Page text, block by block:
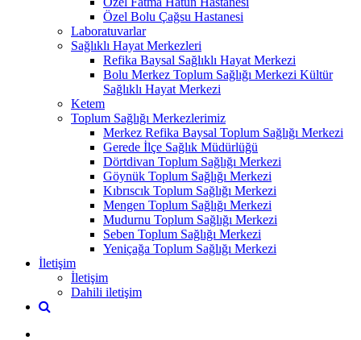
Özel Bolu Çağsu Hastanesi
Laboratuvarlar
Sağlıklı Hayat Merkezleri
Refika Baysal Sağlıklı Hayat Merkezi
Bolu Merkez Toplum Sağlığı Merkezi Kültür
Sağlıklı Hayat Merkezi
Ketem
Toplum Sağlığı Merkezlerimiz
Merkez Refika Baysal Toplum Sağlığı Merkezi
Gerede İlçe Sağlık Müdürlüğü
Dörtdivan Toplum Sağlığı Merkezi
Göynük Toplum Sağlığı Merkezi
Kıbrıscık Toplum Sağlığı Merkezi
Mengen Toplum Sağlığı Merkezi
Mudurnu Toplum Sağlığı Merkezi
Seben Toplum Sağlığı Merkezi
Yeniçağa Toplum Sağlığı Merkezi
İletişim
İletişim
Dahili iletişim